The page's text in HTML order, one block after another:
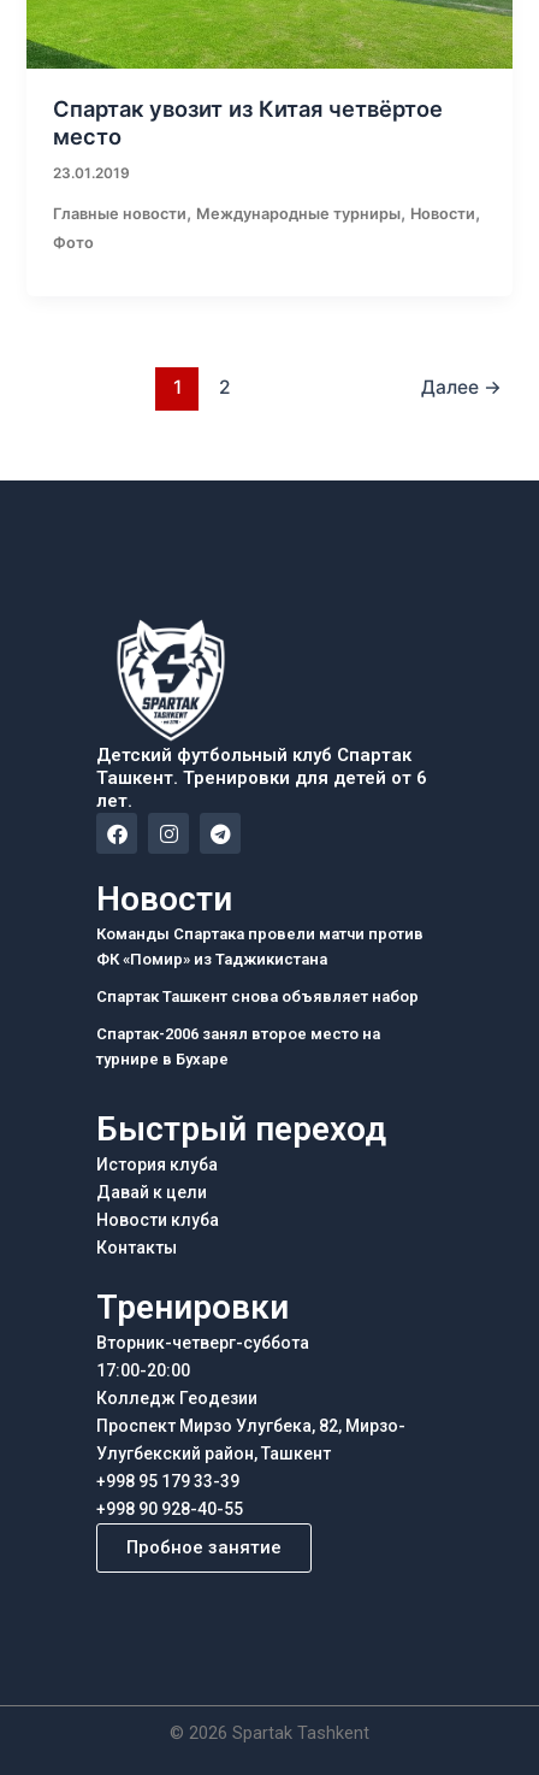
Спартак увозит из Китая четвёртое
место
23.01.2019
Главные новости, Международные турниры, Новости,
Фото
1 2 Далее →
Детский футбольный клуб Спартак
Ташкент. Тренировки для детей от 6
лет.
F
a
e
b
o
k
I
n
a
g
r
a
m
T
e
g
a
m
Новости
Команды Спартака провели матчи против
ФК «Помир» из Таджикистана
Спартак Ташкент снова объявляет набор
Спартак-2006 занял второе место на
турнире в Бухаре
Быстрый переход
История клуба
Давай к цели
Новости клуба
Контакты
Тренировки
Вторник-четверг-суббота
17:00-20:00
Колледж Геодезии
Проспект Мирзо Улугбека, 82, Мирзо-
Улугбекский район, Ташкент
+998 95 179 33-39
+998 90 928-40-55
Пробное занятие
© 2026 Spartak Tashkent